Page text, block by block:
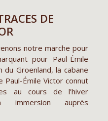
DE
notre marche pour
pour Paul-Émile
Groenland, la cabane
Paul-Émile Victor connut
au cours de l’hiver
auprès